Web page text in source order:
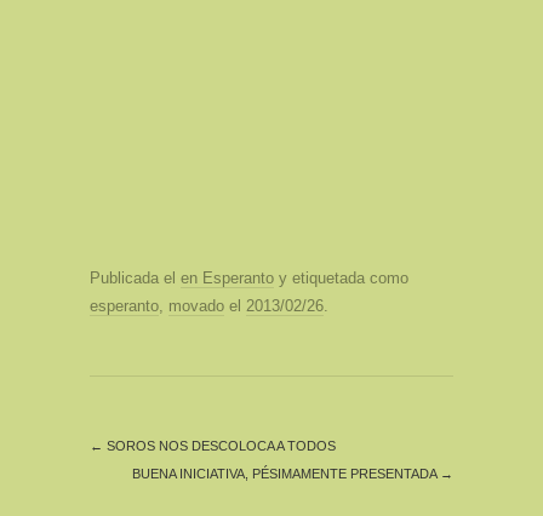
Publicada el en Esperanto y etiquetada como
esperanto, movado el 2013/02/26.
← SOROS NOS DESCOLOCA A TODOS
BUENA INICIATIVA, PÉSIMAMENTE PRESENTADA →